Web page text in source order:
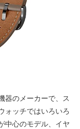
器のメーカーで、ス
ォッチではいろいろ
中心のモデル、イヤ